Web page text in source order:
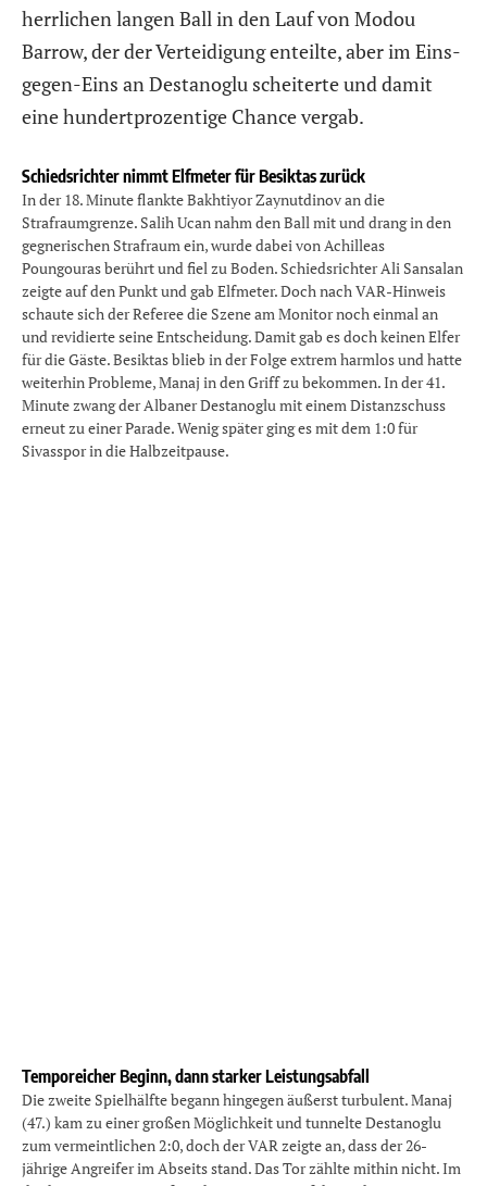
herrlichen langen Ball in den Lauf von Modou
Barrow, der der Verteidigung enteilte, aber im Eins-
gegen-Eins an Destanoglu scheiterte und damit
eine hundertprozentige Chance vergab.
Schiedsrichter nimmt Elfmeter für Besiktas zurück
In der 18. Minute flankte Bakhtiyor Zaynutdinov an die
Strafraumgrenze. Salih Ucan nahm den Ball mit und drang in den
gegnerischen Strafraum ein, wurde dabei von Achilleas
Poungouras berührt und fiel zu Boden. Schiedsrichter Ali Sansalan
zeigte auf den Punkt und gab Elfmeter. Doch nach VAR-Hinweis
schaute sich der Referee die Szene am Monitor noch einmal an
und revidierte seine Entscheidung. Damit gab es doch keinen Elfer
für die Gäste. Besiktas blieb in der Folge extrem harmlos und hatte
weiterhin Probleme, Manaj in den Griff zu bekommen. In der 41.
Minute zwang der Albaner Destanoglu mit einem Distanzschuss
erneut zu einer Parade. Wenig später ging es mit dem 1:0 für
Sivasspor in die Halbzeitpause.
Temporeicher Beginn, dann starker Leistungsabfall
Die zweite Spielhälfte begann hingegen äußerst turbulent. Manaj
(47.) kam zu einer großen Möglichkeit und tunnelte Destanoglu
zum vermeintlichen 2:0, doch der VAR zeigte an, dass der 26-
jährige Angreifer im Abseits stand. Das Tor zählte mithin nicht. Im